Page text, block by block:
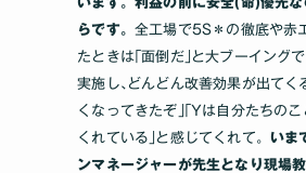
らです。全工場で5S＊の徹底や赤
たときは｢面倒だ｣と大ブーイング
実施し､どんどん改善効果が出てく
くなってきたぞ｣｢Yは自分たちの
くれている｣と感じてくれて。 いま
ンマネージャーが先生となり現場